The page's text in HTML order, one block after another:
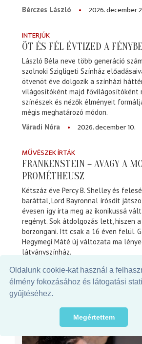
Oldalunk cookie-kat használ a
élmény fokozásához és látogatási
gyűjtéséhez.
Megértettem
Bérczes László
2026. december
INTERJÚK
ÖT ÉS FÉL ÉVTIZED A
László Béla neve több generáció
szolnoki Szigligeti Színház
ötvenöt éve dolgozik a színházi
világosítóként majd fővilágosítóként
színészek és nézők élményeit
mégis meghatározó módon.
Váradi Nóra
2026. december 10.
MŰVÉSZEK ÍRTÁK
FRANKENSTEIN – AVAGY A
PROMÉTHEUSZ
Kétszáz éve Percy B. Shelley és
baráttal, Lord Bayronnal írósdit
évesen így írta meg az ikonikussá
regényt. Sok átdolgozás lett, hiszen
borzongani. Itt csak a 16 éven felül.
Hegymegi Máté új változata ma
látványszínház.
Szegő György
2026. március 10.
BEMUTATÓK KÉPEKBEN